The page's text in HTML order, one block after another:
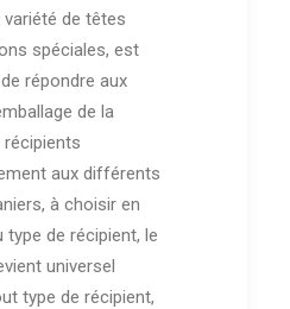
variété de têtes
spéciales, est
répondre aux
de la
aux différents
à choisir en
de récipient, le
universel
type de récipient,